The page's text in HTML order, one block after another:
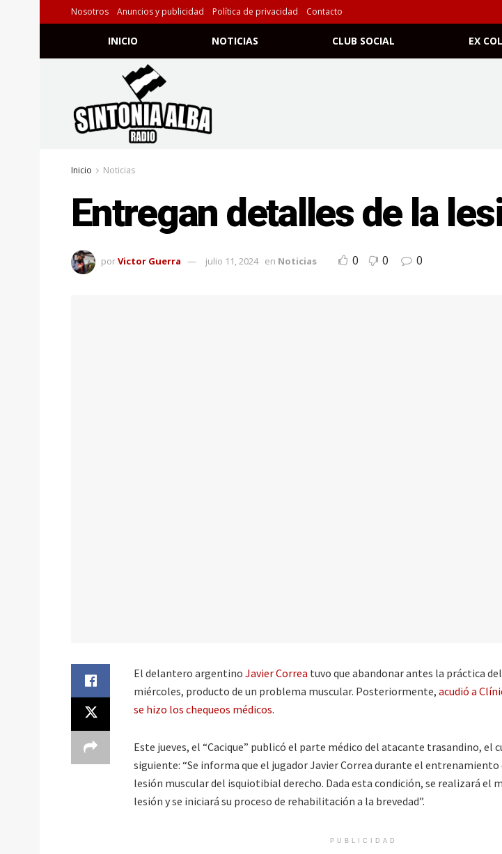
Nosotros Anuncios y publicidad Política de privacidad Contacto
INICIO NOTICIAS CLUB SOCIAL EX
Inicio Noticias
Entregan detalles de la
porVictor Guerra julio 11, 2024 en Noticias 0 0 0
El delantero argentino Javier Correa tuvo que abandonar antes la práctica del
miércoles, producto de un problema muscular. Posteriormente, acudió a
se hizo los chequeos médicos.
Este jueves, el “Cacique” publicó el parte médico del atacante trasandino, el
siguiente: “Se informa que el jugador Javier Correa durante el entrenamiento
lesión muscular del isquiotibial derecho. Dada esta condición, se realizará el
lesión y se iniciará su proceso de rehabilitación a la brevedad”.
PUBLICIDAD